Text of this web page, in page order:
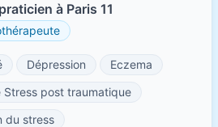
à Paris 11
Dépression
Eczema
Stress post traumatique
du stress